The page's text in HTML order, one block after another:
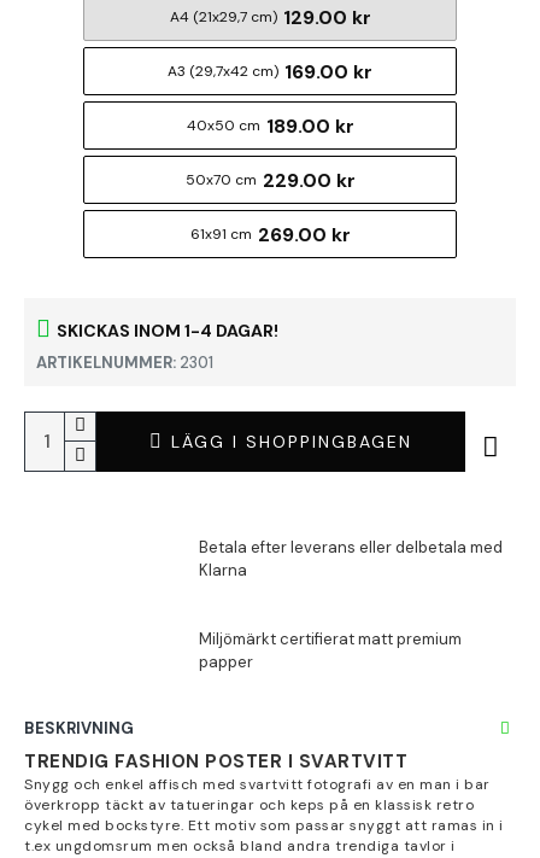
SKICKAS INOM 1-4 DAGAR!
ARTIKELNUMMER: 2301
A4 (21x29,7 cm) 129.00 kr
A3 (29,7x42 cm) 169.00 kr
40x50 cm 189.00 kr
50x70 cm 229.00 kr
61x91 cm 269.00 kr
LÄGG I SHOPPINGBAGEN
BESKRIVNING
TRENDIG FASHION POSTER I SVARTVITT
Snygg och enkel affisch med svartvitt fotografi av en man i bar
överkropp täckt av tatueringar och keps på en klassisk retro
cykel med bockstyre. Ett motiv som passar snyggt att ramas in i
t.ex ungdomsrum men också bland andra trendiga tavlor i